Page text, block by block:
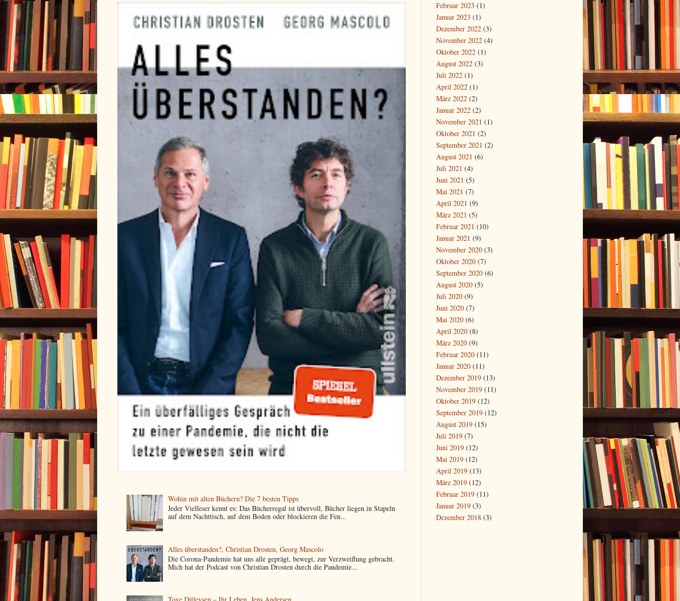
Wohin mit alten Büchern? Die 7 besten Tipps
Jeder Vielleser kennt es: Das Bücherregal ist übervoll, Bücher liegen in Stapeln
auf dem Nachttisch, auf dem Boden oder blockieren die Fen...
Alles überstanden?, Christian Drosten, Georg Mascolo
Die Corona-Pandemie hat uns alle geprägt, bewegt, zur Verzweiflung gebracht.
Mich hat der Podcast von Christian Drosten durch die Pandemie...
Februar 2023 (1)
Januar 2023 (1)
Dezember 2022 (3)
November 2022 (4)
Oktober 2022 (1)
August 2022 (3)
Juli 2022 (1)
April 2022 (1)
März 2022 (2)
Januar 2022 (2)
November 2021 (1)
Oktober 2021 (2)
September 2021 (2)
August 2021 (6)
Juli 2021 (4)
Juni 2021 (5)
Mai 2021 (7)
April 2021 (9)
März 2021 (5)
Februar 2021 (10)
Januar 2021 (9)
November 2020 (3)
Oktober 2020 (7)
September 2020 (6)
August 2020 (5)
Juli 2020 (9)
Juni 2020 (7)
Mai 2020 (6)
April 2020 (8)
März 2020 (9)
Februar 2020 (11)
Januar 2020 (11)
Dezember 2019 (13)
November 2019 (11)
Oktober 2019 (12)
September 2019 (12)
August 2019 (15)
Juli 2019 (7)
Juni 2019 (12)
Mai 2019 (12)
April 2019 (13)
März 2019 (12)
Februar 2019 (11)
Januar 2019 (3)
Dezember 2018 (3)